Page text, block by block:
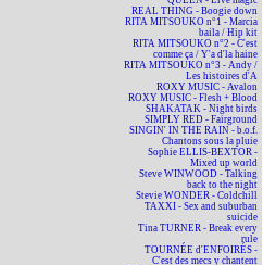
REAL THING - Boogie down
RITA MITSOUKO n°1 - Marcia
baila / Hip kit
RITA MITSOUKO n°2 - C'est
comme ça / Y'a d'la haine
RITA MITSOUKO n°3 - Andy /
Les histoires d'A
ROXY MUSIC - Avalon
ROXY MUSIC - Flesh + Blood
SHAKATAK - Night birds
SIMPLY RED - Fairground
SINGIN' IN THE RAIN - b.o.f.
Chantons sous la pluie
Sophie ELLIS-BEXTOR -
Mixed up world
Steve WINWOOD - Talking
back to the night
Stevie WONDER - Coldchill
TAXXI - Sex and suburban
suicide
Tina TURNER - Break every
rule
TOURNÉE d'ENFOIRÉS -
C'est des mecs y chantent